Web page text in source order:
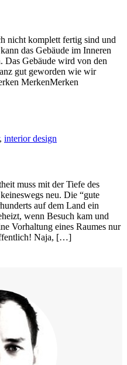
nicht komplett fertig sind und
das Gebäude im Inneren
Das Gebäude wird von den
gut geworden wie wir
MerkenMerken
, interior design
muss mit der Tiefe des
neu. Die “gute
auf dem Land ein
wenn Besuch kam und
Vorhaltung eines Raumes nur
Naja, […]